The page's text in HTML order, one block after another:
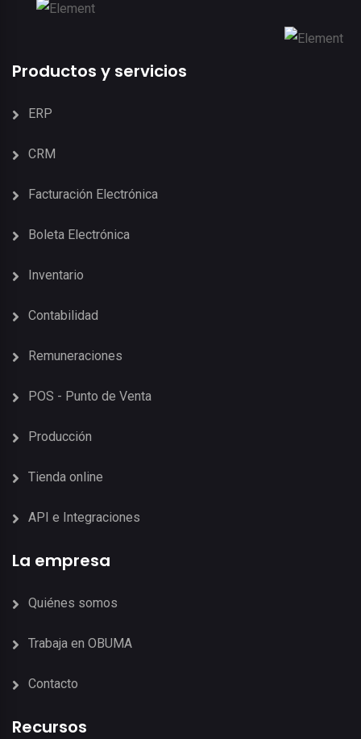
Productos y servicios
ERP
CRM
Facturación Electrónica
Boleta Electrónica
Inventario
Contabilidad
Remuneraciones
POS - Punto de Venta
Producción
Tienda online
API e Integraciones
La empresa
Quiénes somos
Trabaja en OBUMA
Contacto
Recursos